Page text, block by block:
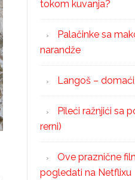
tokom kuvanja?
Palačinke sa
narandže
Langoš –
Pileći ražnjići sa
rerni)
Ove praznične
pogledati na Netflixu